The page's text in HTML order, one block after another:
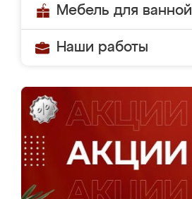
Мебель для ванной
Наши работы